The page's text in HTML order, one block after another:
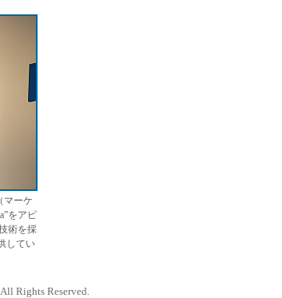
マーケ
をアピ
術を採
してい
Rights Reserved.